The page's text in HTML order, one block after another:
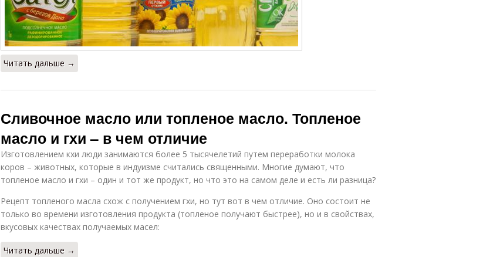
Читать дальше →
Сливочное масло или топленое масло. Топленое
масло и гхи – в чем отличие
Изготовлением кхи люди занимаются более 5 тысячелетий путем переработки молока
коров – животных, которые в индуизме считались священными. Многие думают, что
топленое масло и гхи – один и тот же продукт, но что это на самом деле и есть ли разница?
Рецепт топленого масла схож с получением гхи, но тут вот в чем отличие. Оно состоит не
только во времени изготовления продукта (топленое получают быстрее), но и в свойствах,
вкусовых качествах получаемых масел:
Читать дальше →